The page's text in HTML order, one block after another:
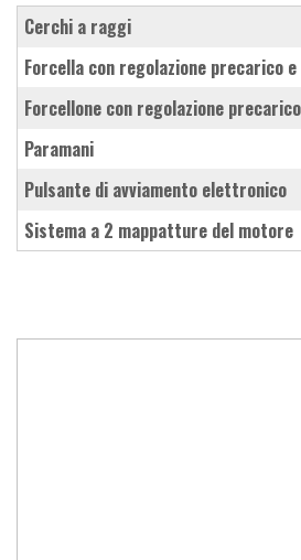
cerchi a raggi
forcella con regolazione precarico
forcellone con regolazione
paramani
pulsante di avviamento elettronico
sistema a 2 mappatture del motore